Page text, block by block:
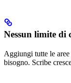
Nessun limite di
Aggiungi tutte le
bisogno. Scribe